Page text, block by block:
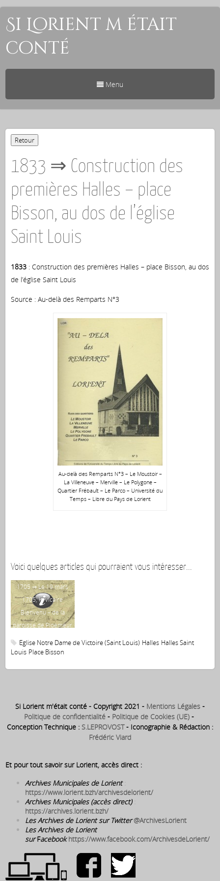
Si Lorient m était
conté
Menu
1833 ⇒ Construction des
premières Halles – place
Bisson, au dos de l’église
Saint Louis
1833: Construction des premières Halles – place Bisson, au dos
de l’église Saint Louis
Source : Au-delà des Remparts N°3
Au-delà des Remparts N°3 – Le Moustoir –
La Villeneuve – Merville – Le Polygone –
Quartier Frébault – Le Parco – Université du
Temps – Libre du Pays de Lorient
Voici quelques articles qui pourraient vous intéresser...
1705 ⇒ Le 19 mars
1705, le vicaire
Bienvenu – de la
paroisse de Ploemeur
messe dans l’église
Eglise Notre Dame de Victoire (Saint Louis) Halles Halles Saint
Louis Place Bisson
Si Lorient m'était conté - Copyright 2021 - Mentions Légales -
Politique de confidentialité - Politique de Cookies (UE) -
Conception Technique : S.LEPROVOST- Iconographie & Rédaction :
Frédéric Viard
Et pour tout savoir sur Lorient, accès direct :
Archives Municipales de Lorient
https://www.lorient.bzh/archivesdelorient/
Archives Municipales (accès direct):
https://archives.lorient.bzh/
Les Archives de Lorient sur Twitter @ArchivesLorient
Les Archives de Lorient
sur Facebook https://www.facebook.com/ArchivesdeLorient/